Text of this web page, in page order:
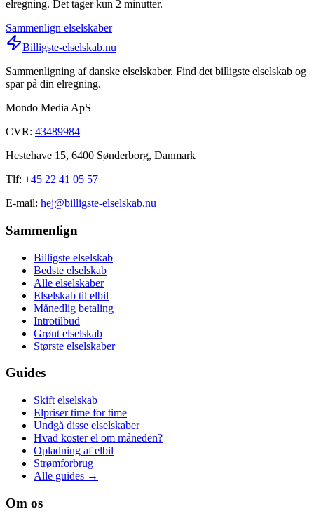
elregning. Det tager kun 2 minutter.
Sammenlign elselskaber
Billigste-elselskab.nu
Sammenligning af danske elselskaber. Find det billigste elselskab og
spar på din elregning.
Mondo Media ApS
CVR: 43489984
Hestehave 15, 6400 Sønderborg, Danmark
Tlf: +45 22 41 05 57
E-mail: hej@billigste-elselskab.nu
Sammenlign
Billigste elselskab
Bedste elselskab
Alle elselskaber
Elselskab til elbil
Månedlig betaling
Introtilbud
Grønt elselskab
Største elselskaber
Guides
Skift elselskab
Elpriser time for time
Undgå disse elselskaber
Hvad koster el om måneden?
Opladning af elbil
Strømforbrug
Alle guides →
Om os